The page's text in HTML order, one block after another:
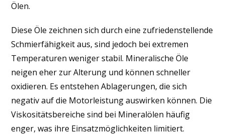
Ölen.
Diese Öle zeichnen sich durch eine zufriedenstellende
Schmierfähigkeit aus, sind jedoch bei extremen
Temperaturen weniger stabil. Mineralische Öle
neigen eher zur Alterung und können schneller
oxidieren. Es entstehen Ablagerungen, die sich
negativ auf die Motorleistung auswirken können. Die
Viskositätsbereiche sind bei Mineralölen häufig
enger, was ihre Einsatzmöglichkeiten limitiert.